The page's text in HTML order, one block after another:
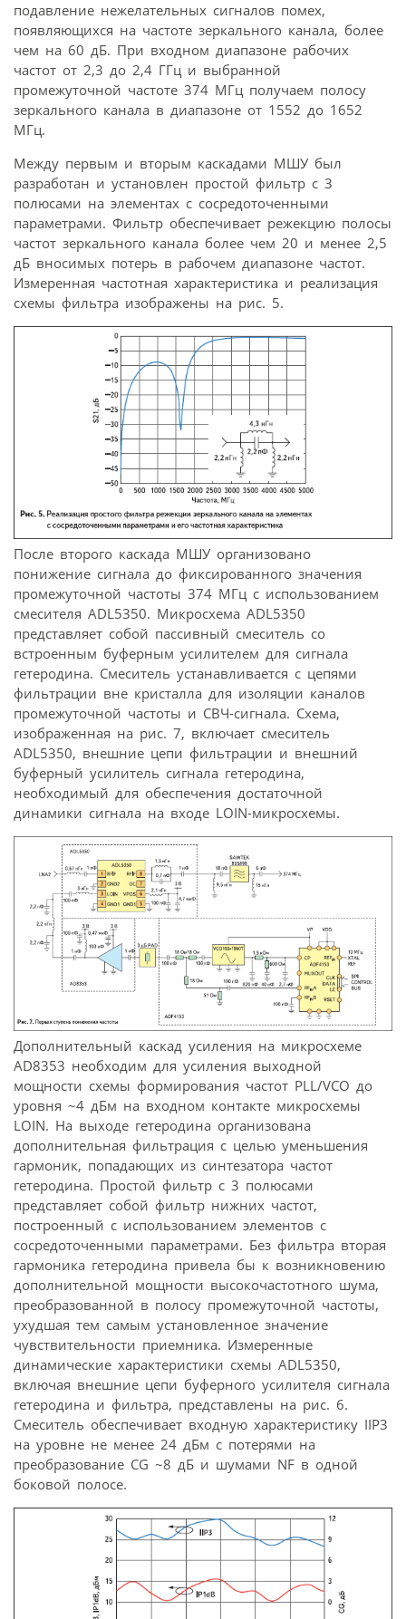
подавление нежелательных сигналов помех,
появляющихся на частоте зеркального канала, более
чем на 60 дБ. При входном диапазоне рабочих
частот от 2,3 до 2,4 ГГц и выбранной
промежуточной частоте 374 МГц получаем полосу
зеркального канала в диапазоне от 1552 до 1652
МГц.
Между первым и вторым каскадами МШУ был
разработан и установлен простой фильтр с 3
полюсами на элементах с сосредоточенными
параметрами. Фильтр обеспечивает режекцию полосы
частот зеркального канала более чем 20 и менее 2,5
дБ вносимых потерь в рабочем диапазоне частот.
Измеренная частотная характеристика и реализация
схемы фильтра изображены на рис. 5.
После второго каскада МШУ организовано
понижение сигнала до фиксированного значения
промежуточной частоты 374 МГц с использованием
смесителя ADL5350. Микросхема ADL5350
представляет собой пассивный смеситель со
встроенным буферным усилителем для сигнала
гетеродина. Смеситель устанавливается с цепями
фильтрации вне кристалла для изоляции каналов
промежуточной частоты и СВЧ-сигнала. Схема,
изображенная на рис. 7, включает смеситель
ADL5350, внешние цепи фильтрации и внешний
буферный усилитель сигнала гетеродина,
необходимый для обеспечения достаточной
динамики сигнала на входе LOIN-микросхемы.
Дополнительный каскад усиления на микросхеме
AD8353 необходим для усиления выходной
мощности схемы формирования частот PLL/VCO до
уровня ~4 дБм на входном контакте микросхемы
LOIN. На выходе гетеродина организована
дополнительная фильтрация с целью уменьшения
гармоник, попадающих из синтезатора частот
гетеродина. Простой фильтр с 3 полюсами
представляет собой фильтр нижних частот,
построенный с использованием элементов с
сосредоточенными параметрами. Без фильтра вторая
гармоника гетеродина привела бы к возникновению
дополнительной мощности высокочастотного шума,
преобразованной в полосу промежуточной частоты,
ухудшая тем самым установленное значение
чувствительности приемника. Измеренные
динамические характеристики схемы ADL5350,
включая внешние цепи буферного усилителя сигнала
гетеродина и фильтра, представлены на рис. 6.
Смеситель обеспечивает входную характеристику IIP3
на уровне не менее 24 дБм с потерями на
преобразование CG ~8 дБ и шумами NF в одной
боковой полосе.